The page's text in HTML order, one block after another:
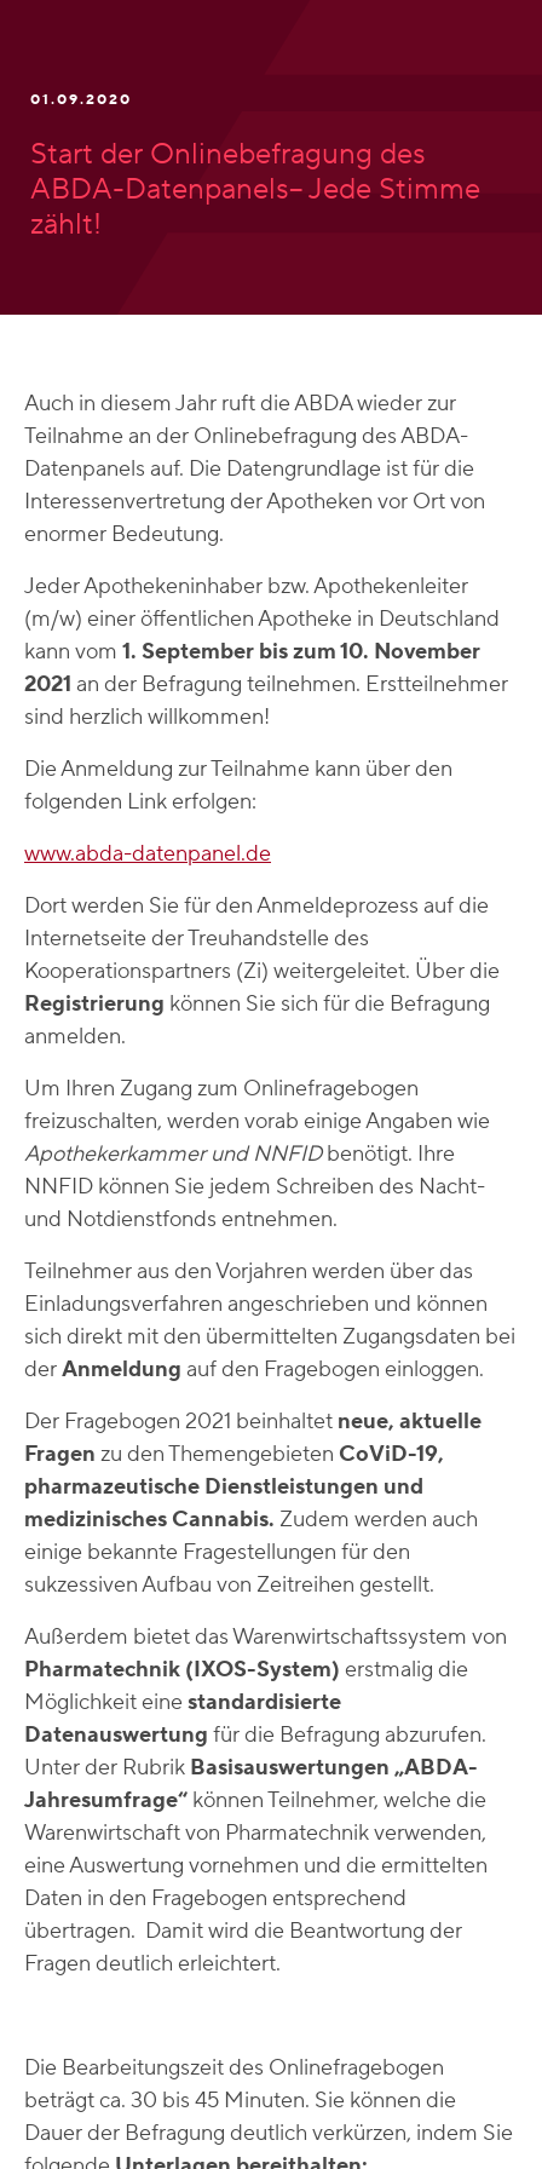
01.09.2020
Start der Onlinebefragung des
ABDA-Datenpanels– Jede Stimme
zählt!
Auch in diesem Jahr ruft die ABDA wieder zur
Teilnahme an der Onlinebefragung des ABDA-
Datenpanels auf. Die Datengrundlage ist für die
Interessenvertretung der Apotheken vor Ort von
enormer Bedeutung.
Jeder Apothekeninhaber bzw. Apothekenleiter
(m/w) einer öffentlichen Apotheke in Deutschland
kann vom 1. September bis zum 10. November
2021 an der Befragung teilnehmen. Erstteilnehmer
sind herzlich willkommen!
Die Anmeldung zur Teilnahme kann über den
folgenden Link erfolgen:
www.abda-datenpanel.de
Dort werden Sie für den Anmeldeprozess auf die
Internetseite der Treuhandstelle des
Kooperationspartners (Zi) weitergeleitet. Über die
Registrierung können Sie sich für die Befragung
anmelden.
Um Ihren Zugang zum Onlinefragebogen
freizuschalten, werden vorab einige Angaben wie
Apothekerkammer und NNFIDbenötigt. Ihre
NNFID können Sie jedem Schreiben des Nacht-
und Notdienstfonds entnehmen.
Teilnehmer aus den Vorjahren werden über das
Einladungsverfahren angeschrieben und können
sich direkt mit den übermittelten Zugangsdaten bei
derAnmeldung auf den Fragebogen einloggen.
Der Fragebogen 2021 beinhaltet neue, aktuelle
Fragen zu den Themengebieten CoViD-19,
pharmazeutische Dienstleistungen und
medizinisches Cannabis. Zudem werden auch
einige bekannte Fragestellungen für den
sukzessiven Aufbau von Zeitreihen gestellt.
Außerdem bietet das Warenwirtschaftssystem von
Pharmatechnik (IXOS-System) erstmalig die
Möglichkeit eine standardisierte
Datenauswertung für die Befragung abzurufen.
Unter der Rubrik Basisauswertungen „ABDA-
Jahresumfrage“ können Teilnehmer, welche die
Warenwirtschaft von Pharmatechnik verwenden,
eine Auswertung vornehmen und die ermittelten
Daten in den Fragebogen entsprechend
übertragen. Damit wird die Beantwortung der
Fragen deutlich erleichtert.
Die Bearbeitungszeit des Onlinefragebogen
beträgt ca. 30 bis 45 Minuten. Sie können die
Dauer der Befragung deutlich verkürzen, indem Sie